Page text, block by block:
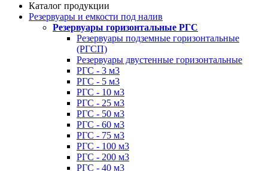
Каталог продукции
Резервуары и емкости под налив
Резервуары горизонтальные РГС
Резервуары подземные горизонтальные
(РГСП)
Резервуары двустенные горизонтальные
РГС - 3 м3
РГС - 5 м3
РГС - 10 м3
РГС - 25 м3
РГС - 50 м3
РГС - 60 м3
РГС - 75 м3
РГС - 100 м3
РГС - 200 м3
РГС - 40 м3